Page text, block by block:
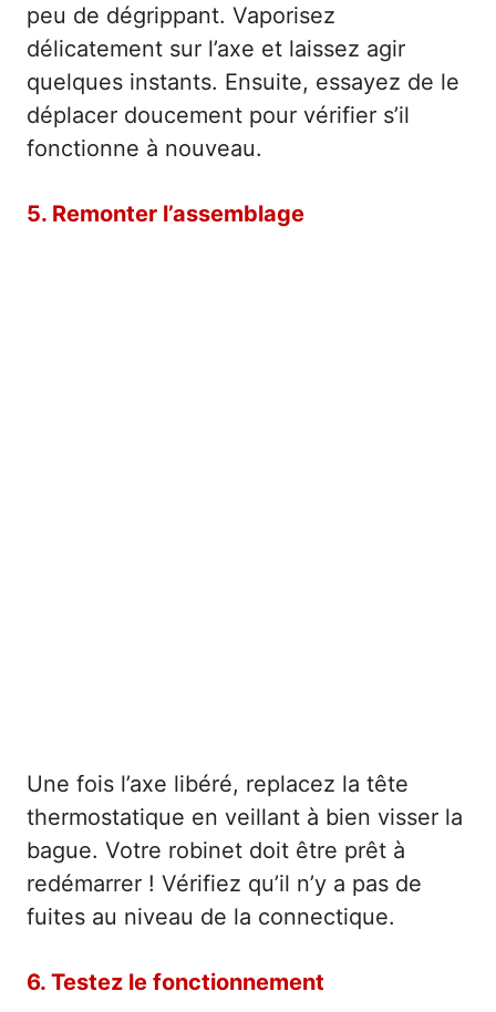
peu de dégrippant. Vaporisez
délicatement sur l’axe et laissez agir
quelques instants. Ensuite, essayez de le
déplacer doucement pour vérifier s’il
fonctionne à nouveau.
5. Remonter l’assemblage
Une fois l’axe libéré, replacez la tête
thermostatique en veillant à bien visser la
bague. Votre robinet doit être prêt à
redémarrer ! Vérifiez qu’il n’y a pas de
fuites au niveau de la connectique.
6. Testez le fonctionnement